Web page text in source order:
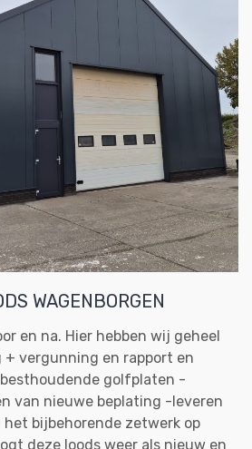
WAGENBORGEN
en na. Hier hebben wij geheel
vergunning en rapport en
golfplaten -
van nieuwe beplating -leveren
het bijbehorende zetwerk op
deze loods weer als nieuw en